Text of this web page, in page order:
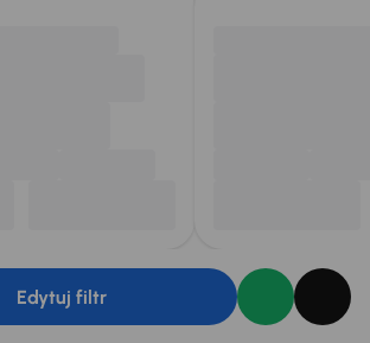
Edytuj filtr